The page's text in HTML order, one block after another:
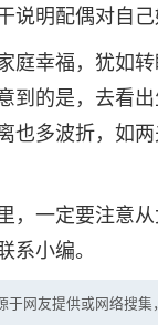
说明配偶对自
庭幸福，犹如
到的是，去看
也多波折，如
，一定要注意
系小编。
于网友提供或网络搜